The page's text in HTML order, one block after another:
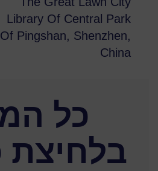
Library Of Central Park
Of Pingshan, Shenzhen,
China
כל
בלחיצת